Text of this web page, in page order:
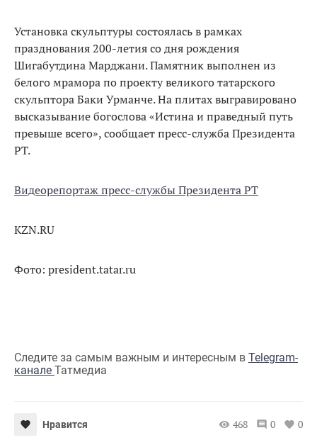
Установка скульптуры состоялась в рамках
празднования 200-летия со дня рождения
Шигабутдина Марджани. Памятник выполнен из
белого мрамора по проекту великого татарского
скульптора Баки Урманче. На плитах выгравировано
высказывание богослова «Истина и праведный путь
превыше всего», сообщает пресс-служба Президента
РТ.
Видеорепортаж пресс-службы Президента РТ
KZN.RU
Фото: president.tatar.ru
Следите за самым важным и интересным в Telegram-
канале Татмедиа
Нравится 468 0 0